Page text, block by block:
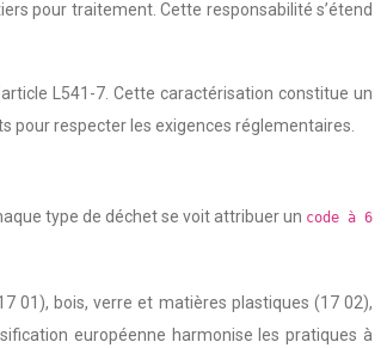
pour traitement. Cette responsabilité s’étend
L541-7. Cette caractérisation constitue un
respecter les exigences réglementaires.
type de déchet se voit attribuer un code à 6
01), bois, verre et matières plastiques (17 02),
européenne harmonise les pratiques à